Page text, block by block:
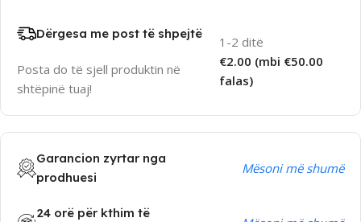
Dërgesa me post të shpejtë
Posta do të sjell produktin në
shtëpinë tuaj!
1-2 ditë
€2.00 (mbi €50.00
falas)
Garancion zyrtar nga
prodhuesi
Mësoni më shumë
24 orë për kthim të